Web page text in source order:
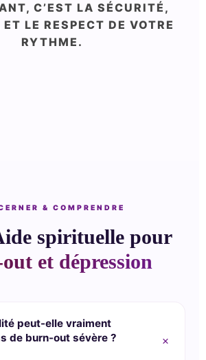
C’EST LA SÉCURITÉ,
ET LE RESPECT DE VOTRE
RYTHME.
& COMPRENDRE
spirituelle pour
et dépression
peut-elle vraiment
de burn-out sévère ?